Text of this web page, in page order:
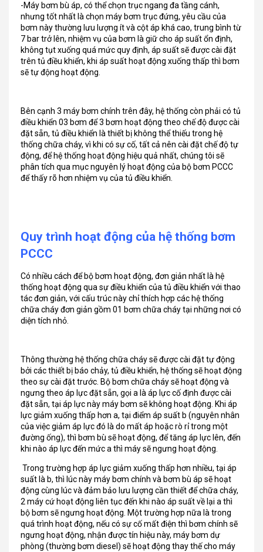
-Máy bơm bù áp, có thể chọn trục ngang đa tầng cánh,
nhưng tốt nhất là chọn máy bơm trục đứng, yêu cầu của
bơm này thường lưu lượng ít và cột áp khá cao, trung bình từ
7 bar trở lên, nhiệm vụ của bơm là giữ cho áp suất ổn định,
không tụt xuống quá mức quy định, áp suất sẽ được cài đặt
trên tủ điều khiển, khi áp suất hoạt động xuống thấp thì bơm
sẽ tự động hoạt động.
Bên cạnh 3 máy bơm chính trên đây, hệ thống còn phải có tủ
điều khiển 03 bơm để 3 bơm hoạt động theo chế độ được cài
đặt sẵn, tủ điều khiển là thiết bị không thể thiếu trong hệ
thống chữa cháy, vì khi có sự cố, tất cả nên cài đặt chế độ tự
động, để hệ thống hoạt động hiệu quả nhất, chúng tôi sẽ
phân tích qua mục nguyên lý hoạt động của bộ bơm PCCC
để thấy rõ hơn nhiệm vụ của tủ điều khiển.
Quy trình hoạt động của hệ thống bơm
PCCC
Có nhiều cách để bộ bơm hoạt động, đơn giản nhất là hệ
thống hoạt động qua sự điều khiển của tủ điều khiển với thao
tác đơn giản, với cấu trúc này chỉ thích hợp các hệ thống
chữa cháy đơn giản gồm 01 bơm chữa cháy tại những nơi có
diện tích nhỏ.
Thông thường hệ thống chữa cháy sẽ được cài đặt tự động
bởi các thiết bị báo chảy, tủ điều khiển, hệ thống sẽ hoạt động
theo sự cài đặt trước. Bộ bơm chữa cháy sẽ hoạt động và
ngưng theo áp lực đặt sẵn, gọi a là áp lực cố định được cài
đặt sẵn, tại áp lực này máy bơm sẽ không hoạt động. Khi áp
lực giảm xuống thấp hơn a, tại điểm áp suất b (nguyên nhân
của việc giảm áp lực đó là do mất áp hoặc rò rỉ trong một
đường ống), thì bơm bù sẽ hoạt động, để tăng áp lực lên, đến
khi nào áp lực đến mức a thì máy sẽ ngưng hoạt động.
Trong trường hợp áp lực giảm xuống thấp hơn nhiều, tại áp
suất là b, thì lúc này máy bơm chính và bơm bù áp sẽ hoạt
động cùng lúc và đảm bảo lưu lượng cần thiết để chữa cháy,
2 máy cứ hoạt động liên tục đến khi nào áp suất về lại a thì
bộ bơm sẽ ngưng hoạt động. Một trường hợp nữa là trong
quá trình hoạt động, nếu có sự cố mất điện thì bơm chính sẽ
ngưng hoạt động, nhận được tín hiệu này, máy bơm dự
phòng (thường bơm diesel) sẽ hoạt động thay thế cho máy